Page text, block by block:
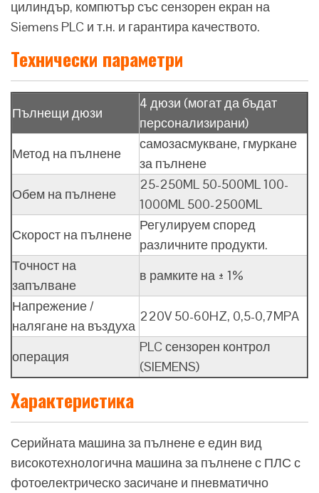
цилиндър, компютър със сензорен екран на
Siemens PLC и т.н. и гарантира качеството.
Технически параметри
Пълнещи дюзи
4 дюзи (могат да бъдат
персонализирани)
Метод на пълнене
самозасмукване, гмуркане
за пълнене
Обем на пълнене
25-250ML 50-500ML 100-
1000ML 500-2500ML
Скорост на пълнене
Регулируем според
различните продукти.
Точност на
запълване
в рамките на ± 1%
Напрежение /
налягане на въздуха
220V 50-60HZ, 0,5-0,7MPA
операция
PLC сензорен контрол
(SIEMENS)
Характеристика
Серийната машина за пълнене е един вид
високотехнологична машина за пълнене с ПЛС с
фотоелектрическо засичане и пневматично